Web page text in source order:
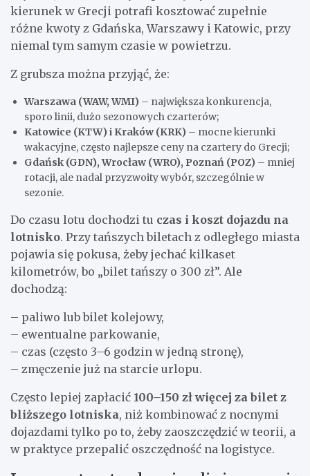
kierunek w Grecji potrafi kosztować zupełnie
różne kwoty z Gdańska, Warszawy i Katowic, przy
niemal tym samym czasie w powietrzu.
Z grubsza można przyjąć, że:
Warszawa (WAW, WMI) – największa konkurencja,
sporo linii, dużo sezonowych czarterów;
Katowice (KTW) i Kraków (KRK) – mocne kierunki
wakacyjne, często najlepsze ceny na czartery do Grecji;
Gdańsk (GDN), Wrocław (WRO), Poznań (POZ) – mniej
rotacji, ale nadal przyzwoity wybór, szczególnie w
sezonie.
Do czasu lotu dochodzi tu czas i koszt dojazdu na
lotnisko. Przy tańszych biletach z odległego miasta
pojawia się pokusa, żeby jechać kilkaset
kilometrów, bo „bilet tańszy o 300 zł”. Ale
dochodzą:
– paliwo lub bilet kolejowy,
– ewentualne parkowanie,
– czas (często 3–6 godzin w jedną stronę),
– zmęczenie już na starcie urlopu.
Często lepiej zapłacić 100–150 zł więcej za bilet z
bliższego lotniska, niż kombinować z nocnymi
dojazdami tylko po to, żeby zaoszczędzić w teorii, a
w praktyce przepalić oszczędność na logistyce.